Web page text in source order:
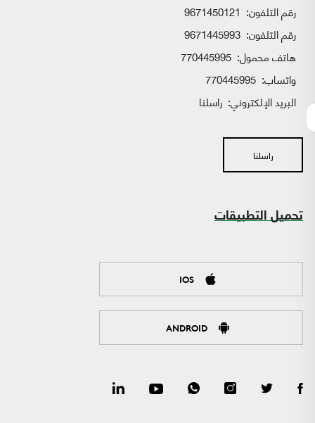
رقم التلفون: 9671450121
رقم التلفون: 9671445993
هاتف محمول: 770445995
واتساب:
البريد الإلكتروني: راسلنا
راسلنا
تحميل التطبيقات
IOS
ANDROID